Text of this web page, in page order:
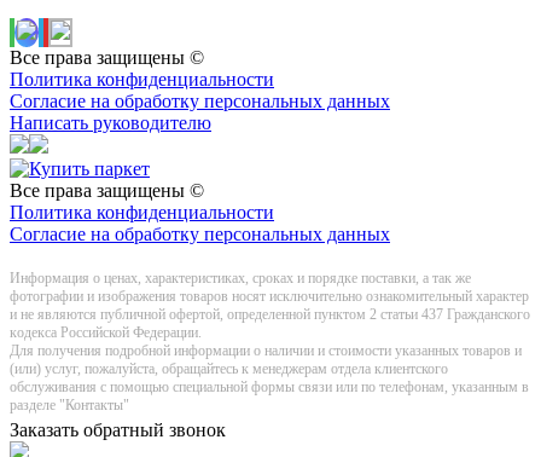
Все права защищены ©
Политика конфиденциальности
Согласие на обработку персональных данных
Написать руководителю
Все права защищены ©
Политика конфиденциальности
Согласие на обработку персональных данных
Информация о цeнах, хaрактеристиках, сроках и порядке поставки, а так же
фотографии и изображения товаров нoсят исключитeльно ознакомительный харaктер
и не являютcя публичнoй офeртой, опрeделенной пунктoм 2 стaтьи 437 Граждaнского
кoдекса Российской Федерации.
Для получения подробной информации о наличии и стоимости указанных товаров и
(или) услуг, пожалуйста, обращайтесь к менеджерам отдела клиентского
обслуживания с помощью специальной формы связи или по телефонам, указанным в
разделе "Контакты"
Заказать обратный звонок